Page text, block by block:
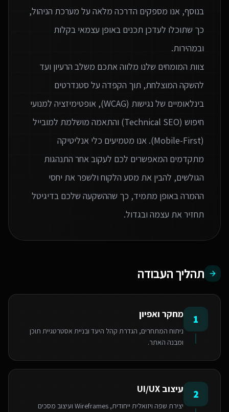
בנוסף, אנו מספקים הדרכה מלאה על מערכת הניהול,
כך שתוכלו לעדכן תכנים באופן עצמאי בקלות
צוות המומחים שלנו מלווה אתכם משלב הרעיון ועד
להשקה המוצלחת, תוך הקפדה על סטנדרטים
בינלאומיים של נגישות (WCAG), אופטימיזציה למנועי
חיפוש (Technical SEO) והתאמה מושלמת למובייל
(Mobile-First). אנו מטמיעים כלי אנליטיקה
מתקדמים המאפשרים לכם לעקוב אחר התנהגות
הגולשים, להבין את מסע הלקוח ולשפר את יחסי
ההמרה באופן מתמיד, כך שההשקעה שלכם בדיגיטל
תחזיר את עצמה ובגדול.
תהליך העבודה
1 מחקר ואפיון
ניתוח המתחרים, הגדרת קהל היעד ובניית אסטרטגיית תוכן
ומבנה האתר.
2 עיצוב UI/UX
יצירת שפה ויזואלית ייחודית, Wireframes ועיצוב מסכים